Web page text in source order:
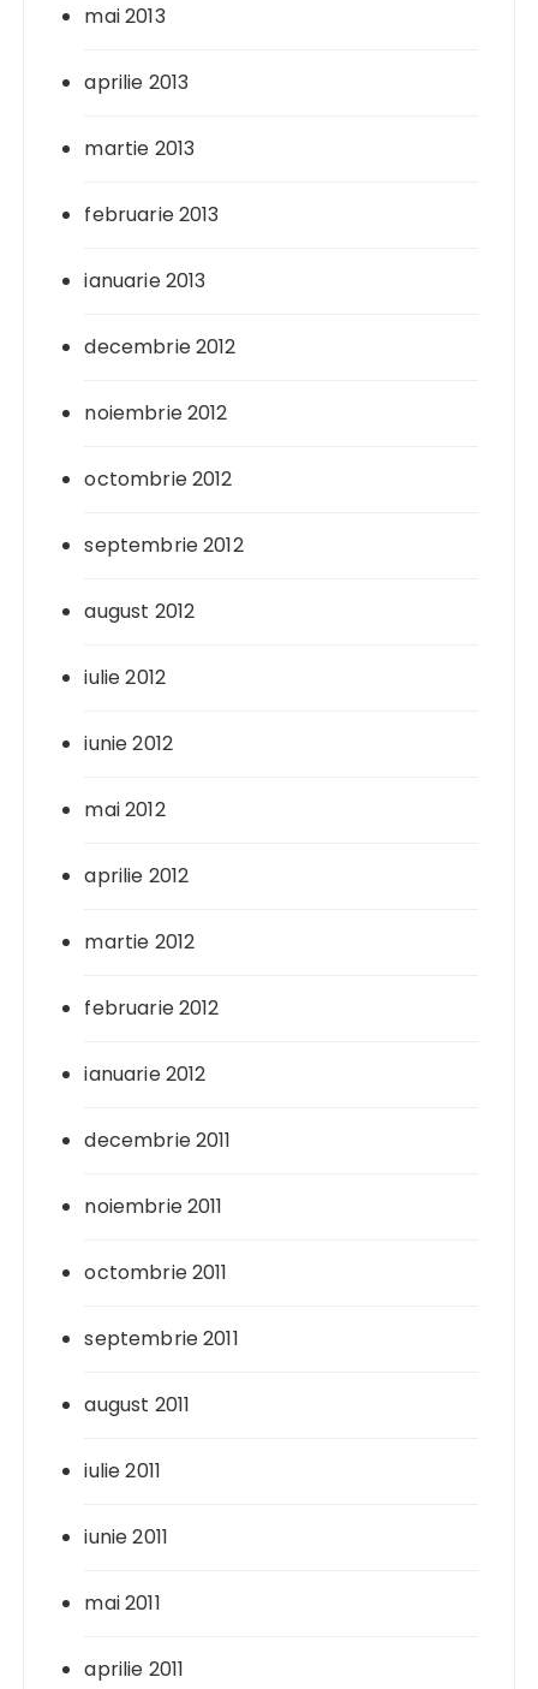
mai 2013
aprilie 2013
martie 2013
februarie 2013
ianuarie 2013
decembrie 2012
noiembrie 2012
octombrie 2012
septembrie 2012
august 2012
iulie 2012
iunie 2012
mai 2012
aprilie 2012
martie 2012
februarie 2012
ianuarie 2012
decembrie 2011
noiembrie 2011
octombrie 2011
septembrie 2011
august 2011
iulie 2011
iunie 2011
mai 2011
aprilie 2011